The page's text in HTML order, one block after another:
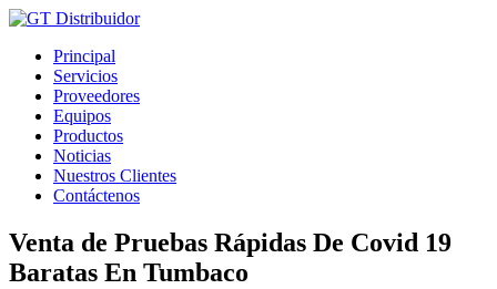
Ir
contenidoPrincipal
Servicios
Proveedores
Equipos
Productos
Noticias
Nuestros Clientes
Contáctenos
Venta de Pruebas Rápidas De Covid 19
Baratas En Tumbaco